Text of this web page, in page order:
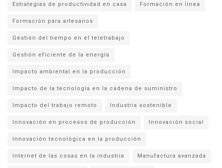
Estrategias de productividad en casa Formación en línea
Formación para artesanos
Gestión del tiempo en el teletrabajo
Gestión eficiente de la energía
Impacto ambiental en la producción
Impacto de la tecnología en la cadena de suministro
Impacto del trabajo remoto Industria sostenible
Innovación en procesos de producción Innovación social
Innovación tecnológica en la producción
Internet de las cosas en la industria Manufactura avanzada